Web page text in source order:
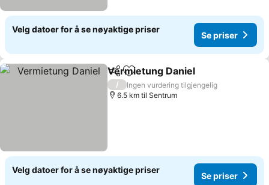
Velg datoer for å se nøyaktige priser
Se priser
Del Legg til i favoritter
Vermietung Daniel
/
Ingen vurdering tilgjengelig
6.5 km til Sentrum
Velg datoer for å se nøyaktige priser
Se priser